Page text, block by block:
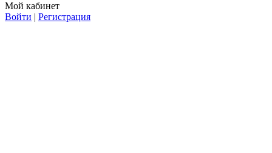
Мой кабинет
Войти | Регистрация